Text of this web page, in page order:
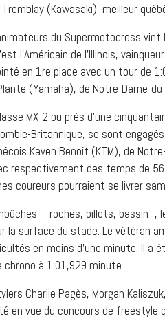
(Kawasaki), meilleur
du Supermotocross vint
l’Américain de l’Illinois,
en 1re place avec un tour de
(Yamaha), de Notre-Dame-
MX-2 ou près d’une
Britannique, se sont
Kaven Benoît (KTM), de
respectivement des temps de
coureurs pourraient se livrer
– roches, billots, bassin -
la surface du stade. Le vétéran
en moins d’une minute. Il a
chrono à 1:01,929 minute.
Charlie Pagès, Morgan
en vue du concours de